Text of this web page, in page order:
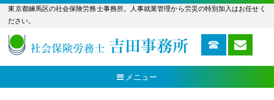
東京都練馬区の社会保険労務士事務所。人事就業管理から労災の特別加入はお任せく
ださい。
メニュー